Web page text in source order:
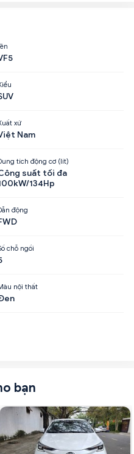
xứ
Nam
tích động cơ (lít)
suất tối đa
134Hp
động
chỗ ngồi
nội thất
bạn